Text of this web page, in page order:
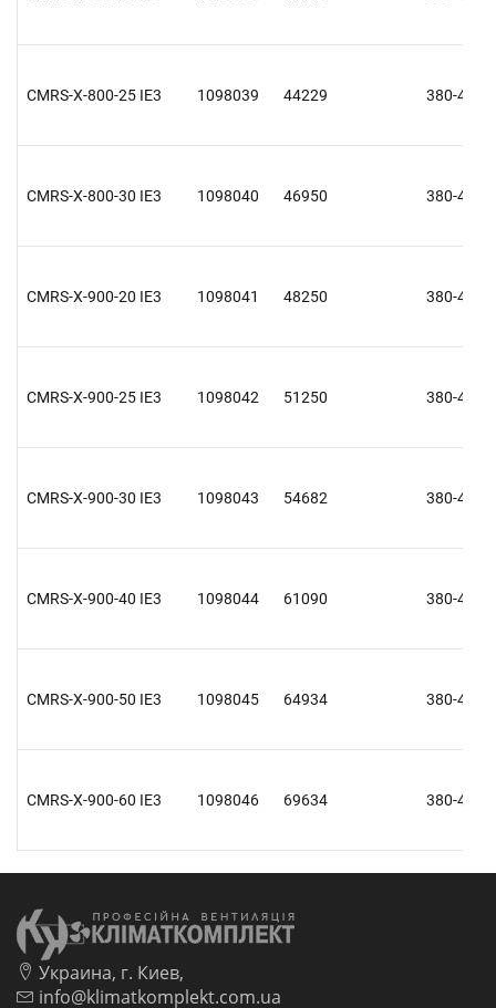
CMRS-X-800-25 IE3 1098039 44229 380-415
CMRS-X-800-30 IE3 1098040 46950 380-415
CMRS-X-900-20 IE3 1098041 48250 380-415
CMRS-X-900-25 IE3 1098042 51250 380-415
CMRS-X-900-30 IE3 1098043 54682 380-415
CMRS-X-900-40 IE3 1098044 61090 380-415
CMRS-X-900-50 IE3 1098045 64934 380-415
CMRS-X-900-60 IE3 1098046 69634 380-415
Украина, г. Киев,
info@klimatkomplekt.com.ua